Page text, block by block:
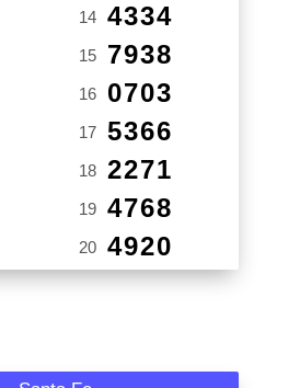
14 4334
15 7938
16 0703
17 5366
18 2271
19 4768
20 4920